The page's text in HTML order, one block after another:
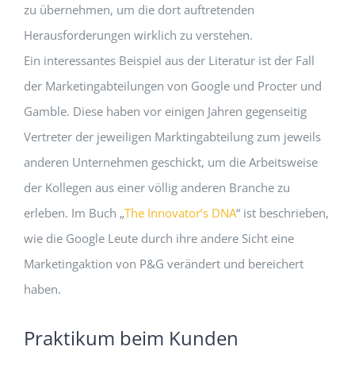
zu übernehmen, um die dort auftretenden
Herausforderungen wirklich zu verstehen.
Ein interessantes Beispiel aus der Literatur ist der Fall
der Marketingabteilungen von Google und Procter und
Gamble. Diese haben vor einigen Jahren gegenseitig
Vertreter der jeweiligen Marktingabteilung zum jeweils
anderen Unternehmen geschickt, um die Arbeitsweise
der Kollegen aus einer völlig anderen Branche zu
erleben. Im Buch „The Innovator’s DNA“ ist beschrieben,
wie die Google Leute durch ihre andere Sicht eine
Marketingaktion von P&G verändert und bereichert
haben.
Praktikum beim Kunden